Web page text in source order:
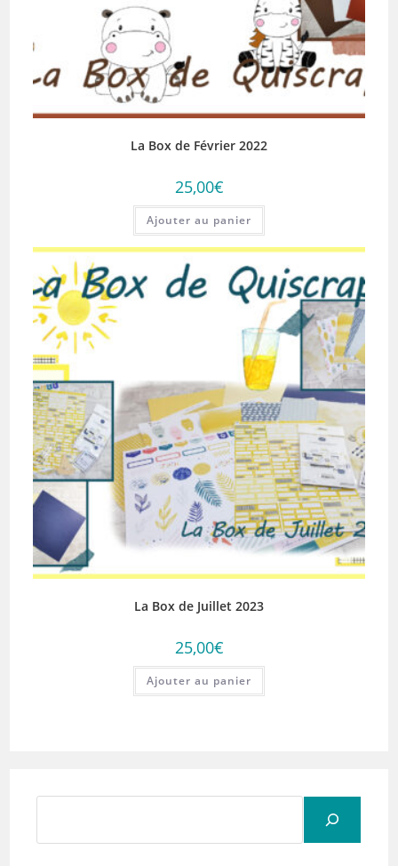
La Box de Février 2022
25,00€
Ajouter au panier
La Box de Juillet 2023
25,00€
Ajouter au panier